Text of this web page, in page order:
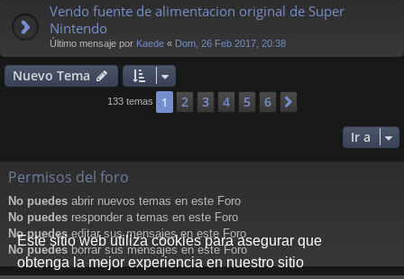
Este sitio web utiliza cookies para asegurar que
obtenga la mejor experiencia en nuestro sitio
Vendo fuente de alimentacion original de Super
Nintendo
Último mensaje por Kaede « Dom, 26 Feb 2017, 20:38
Nuevo Tema
133 temas 1 2 3 4 5 6
Ir a
Permisos del foro
No puedes abrir nuevos temas en este Foro
No puedes responder a temas en este Foro
No puedes editar sus mensajes en este Foro
No puedesborrar sus mensajes en este Foro